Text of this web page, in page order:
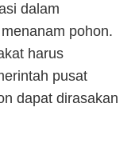
dalam
pohon.
harus
pusat
dapat dirasakan